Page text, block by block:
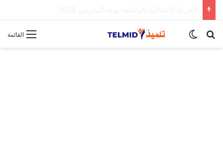
القائمة بحث عنالوضع المظلم